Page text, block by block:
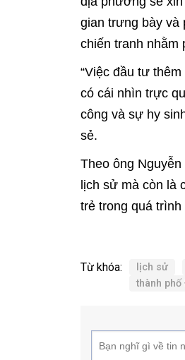
gian trưng bày và
chiến tranh nhằm
“Việc đầu tư
có cái nhìn trực
công và sự hy
sẻ.
Theo ông
lịch sử mà còn là
trẻ trong quá
Từ khóa: lịch sử
thành